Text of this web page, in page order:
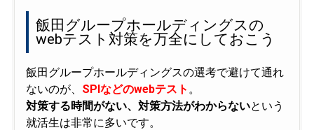
飯田グループホールディングスの
webテスト対策を万全にしておこう
飯田グループホールディングスの選考で避けて通れ
ないのが、 SPIなどのwebテスト 。
対策する時間がない、対策方法がわからないという
就活生は非常に多いです。